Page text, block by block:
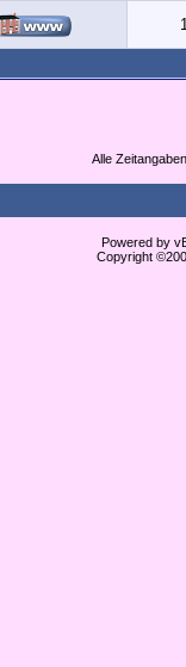
Alle
Powered by
Copyright